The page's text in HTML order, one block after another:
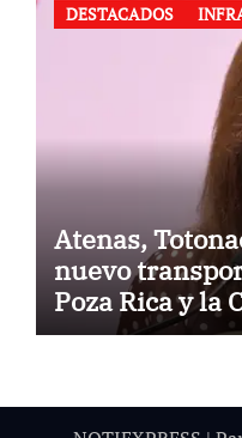
DESTACADOS
Atenas,
nuevo
Poza Rica y la
Gobernadora